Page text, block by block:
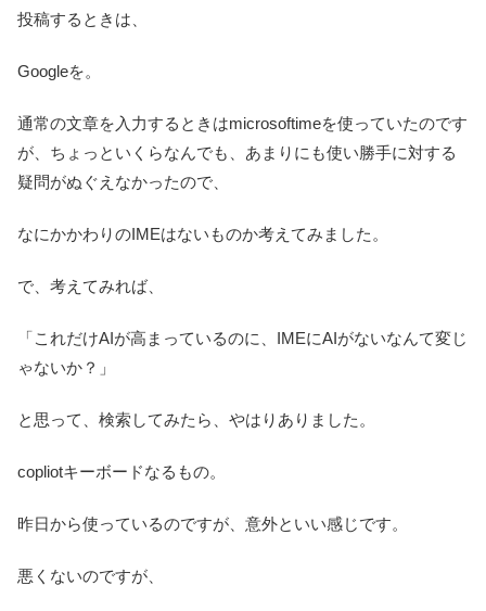
投稿するときは、
Googleを。
通常の文章を入力するときはmicrosoftimeを使っていたのです
が、ちょっといくらなんでも、あまりにも使い勝手に対する
疑問がぬぐえなかったので、
なにかかわりのIMEはないものか考えてみました。
で、考えてみれば、
「これだけAIが高まっているのに、IMEにAIがないなんて変じ
ゃないか？」
と思って、検索してみたら、やはりありました。
copliotキーボードなるもの。
昨日から使っているのですが、意外といい感じです。
悪くないのですが、